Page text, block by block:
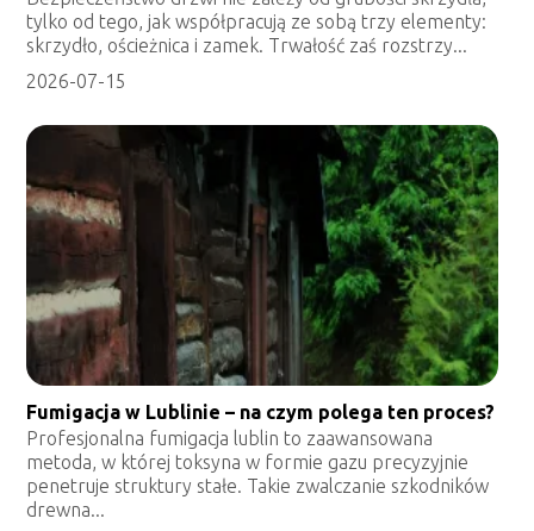
tylko od tego, jak współpracują ze sobą trzy elementy:
skrzydło, ościeżnica i zamek. Trwałość zaś rozstrzy...
2026-07-15
Fumigacja w Lublinie – na czym polega ten proces?
Profesjonalna fumigacja lublin to zaawansowana
metoda, w której toksyna w formie gazu precyzyjnie
penetruje struktury stałe. Takie zwalczanie szkodników
drewna...